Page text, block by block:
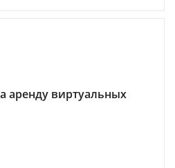
аренду виртуальных